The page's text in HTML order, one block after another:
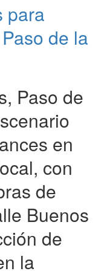
para
de la
Paso de
en
con
de
Buenos
de
la